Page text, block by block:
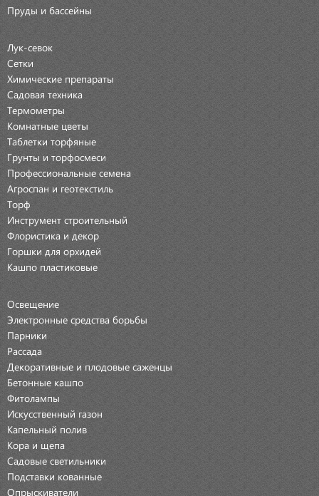
Пруды и бассейны
Лук-севок
Сетки
Химические препараты
Садовая техника
Термометры
Комнатные цветы
Таблетки торфяные
Грунты и торфосмеси
Профессиональные семена
Агроспан и геотекстиль
Торф
Инструмент строительный
Флористика и декор
Горшки для орхидей
Кашпо пластиковые
Освещение
Электронные средства борьбы
Парники
Рассада
Декоративные и плодовые саженцы
Бетонные кашпо
Фитолампы
Искусственный газон
Капельный полив
Кора и щепа
Садовые светильники
Подставки кованные
Опрыскиватели